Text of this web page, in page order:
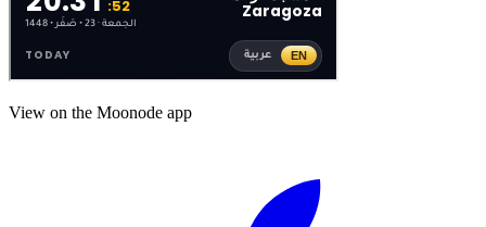
View on the Moonode app